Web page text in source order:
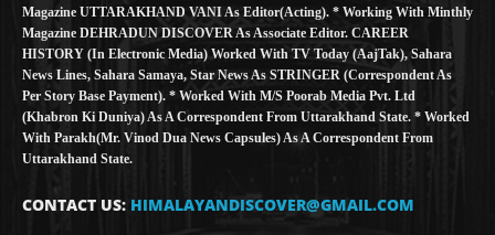
Magazine UTTARAKHAND VANI As Editor(Acting). * Working With Minthly
Magazine DEHRADUN DISCOVER As Associate Editor. CAREER
HISTORY (in Electronic Media) Worked With TV Today (AajTak), Sahara
News Lines, Sahara Samaya, Star News As STRINGER (Correspondent As
Per Story Base Payment). * Worked With M/S Poorab Media Pvt. Ltd
(Khabron Ki Duniya) As A Correspondent From Uttarakhand State. * Worked
With Parakh(Mr. Vinod Dua News Capsules) As A Correspondent From
Uttarakhand State.
CONTACT US: HIMALAYANDISCOVER@GMAIL.COM